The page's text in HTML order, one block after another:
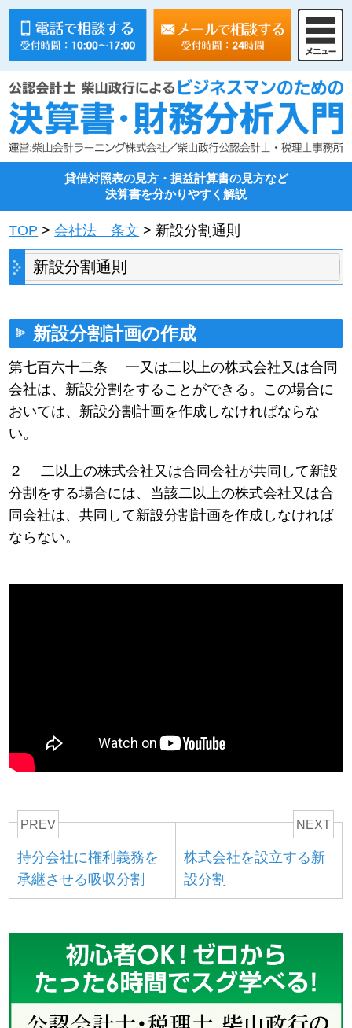
貸借対照表の見方・損益計算書の見方など
決算書を分かりやすく解説
TOP >会社法 条文 > 新設分割通則
新設分割通則
新設分割計画の作成
第七百六十二条 一又は二以上の株式会社又は合同
会社は、新設分割をすることができる。この場合に
おいては、新設分割計画を作成しなければならな
い。
２ 二以上の株式会社又は合同会社が共同して新設
分割をする場合には、当該二以上の株式会社又は合
同会社は、共同して新設分割計画を作成しなければ
ならない。
PREV
持分会社に権利義務を
承継させる吸収分割
NEXT
株式会社を設立する新
設分割